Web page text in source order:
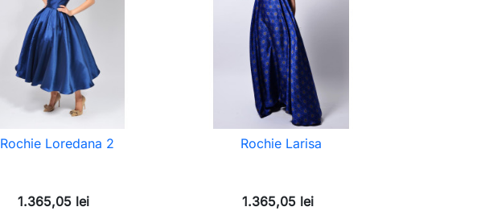
Rochie Loredana 2
1.365,05 lei
Rochie Larisa
1.365,05 lei